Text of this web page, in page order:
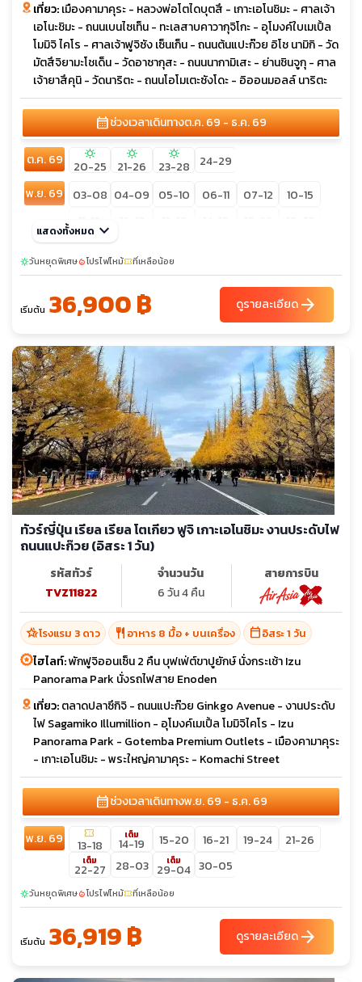
เที่ยว:เมืองคามาคุระ - หลวงพ่อโตไดบุตสึ - เกาะเอโนชิมะ - ศาลเจ้า
เอโนะชิมะ - ถนนเบนไซเท็น - ทะเลสาบคาวากุจิโกะ - อุโมงค์ใบเมเปิ้ล
โมมิจิ ไคโร - ศาลเจ้าฟูจิซัง เซ็นเก็น - ถนนต้นแปะก๊วย อิโช นามิกิ - วัด
มัตสึจิยามะโชเด็น - วัดอาซากุสะ - ถนนนากามิเสะ - ย่านชินจูกุ - ศาล
เจ้ายาสึคุนิ - วัดนาริตะ - ถนนโอโมเตะซังโดะ - อิออนมอลล์ นาริตะ
calendar_monthช่วงเวลาเดินทางต.ค. 69 - ธ.ค. 69
ต.ค. 69 sunny
20-25
sunny
21-26
sunny
23-28
24-29
พ.ย. 69
03-08 04-09 05-10 06-11 07-12
10-15
19-24
27-02 28-03
ธ.ค. 69
sunny
02-07
sunny
03-08
sunny
09-13 11-15
แสดงทั้งหมด keyboard_arrow_down
sunnyวันหยุดพิเศษlocal_fire_departmentโปรไฟไหม้confirmation_numberที่เหลือน้อย
เริ่มต้น 36,900 ฿ ดูรายละเอียดarrow_forward
ทัวร์ญี่ปุ่น เรียล เรียล โตเกียว ฟูจิ เกาะเอโนชิมะ งานประดับไฟ
ถนนแปะก๊วย (อิสระ 1 วัน)
รหัสทัวร์
TVZ11822
จำนวนวัน
6 วัน 4 คืน
สายการบิน
hotel_classโรงแรม 3 ดาว restaurant อาหาร 8 มื้อ + บนเครื่อง calendar_todayอิสระ 1 วัน
ไฮไลท์:พักฟูจิออนเซ็น 2 คืน บุฟเฟ่ต์ขาปูยักษ์ นั่งกระเช้า Izu
Panorama Park นั่งรถไฟสาย Enoden
เที่ยว:ตลาดปลาซึกิจิ - ถนนแปะก๊วย Ginkgo Avenue - งานประดับ
ไฟ Sagamiko Illumillion - อุโมงค์เมเปิ้ล โมมิจิไคโร - Izu
Panorama Park - Gotemba Premium Outlets - เมืองคามาคุระ
- เกาะเอโนชิมะ - พระใหญ่คามาคุระ - Komachi Street
calendar_monthช่วงเวลาเดินทางพ.ย. 69 - ธ.ค. 69
พ.ย. 69 confirmation_number
13-18
เต็ม
14-19 15-20 16-21 19-24 21-26
เต็ม
22-27 28-03 เต็ม
29-04 30-05
sunnyวันหยุดพิเศษlocal_fire_departmentโปรไฟไหม้confirmation_numberที่เหลือน้อย
เริ่มต้น 36,919 ฿ ดูรายละเอียดarrow_forward